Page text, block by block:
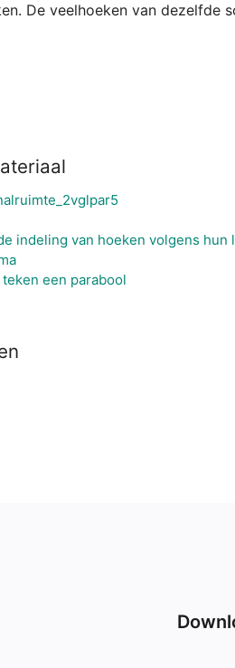
De veelhoeken van dezelfde
indeling van hoeken volgens hun
een parabool